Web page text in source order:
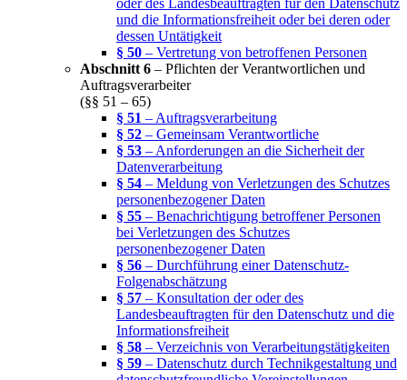
oder des Landesbeauftragten für den Datenschutz
und die Informationsfreiheit oder bei deren oder
dessen Untätigkeit
§ 50 – Vertretung von betroffenen Personen
Abschnitt 6 – Pflichten der Verantwortlichen und
Auftragsverarbeiter
(§§ 51 – 65)
§ 51 – Auftragsverarbeitung
§ 52 – Gemeinsam Verantwortliche
§ 53 – Anforderungen an die Sicherheit der
Datenverarbeitung
§ 54 – Meldung von Verletzungen des Schutzes
personenbezogener Daten
§ 55 – Benachrichtigung betroffener Personen
bei Verletzungen des Schutzes
personenbezogener Daten
§ 56 – Durchführung einer Datenschutz-
Folgenabschätzung
§ 57 – Konsultation der oder des
Landesbeauftragten für den Datenschutz und die
Informationsfreiheit
§ 58 – Verzeichnis von Verarbeitungstätigkeiten
§ 59 – Datenschutz durch Technikgestaltung und